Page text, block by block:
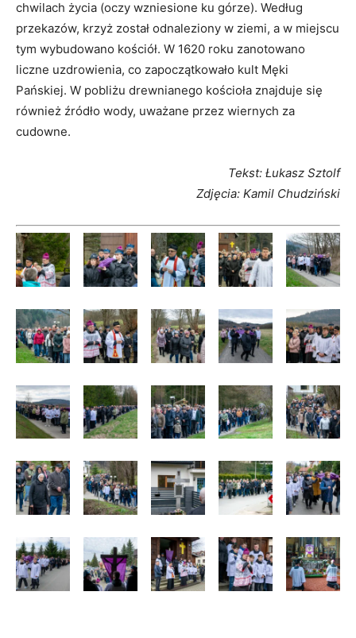
chwilach życia (oczy wzniesione ku górze). Według
przekazów, krzyż został odnaleziony w ziemi, a w miejscu
tym wybudowano kościół. W 1620 roku zanotowano
liczne uzdrowienia, co zapoczątkowało kult Męki
Pańskiej. W pobliżu drewnianego kościoła znajduje się
również źródło wody, uważane przez wiernych za
cudowne.
Tekst: Łukasz Sztolf
Zdjęcia: Kamil Chudziński